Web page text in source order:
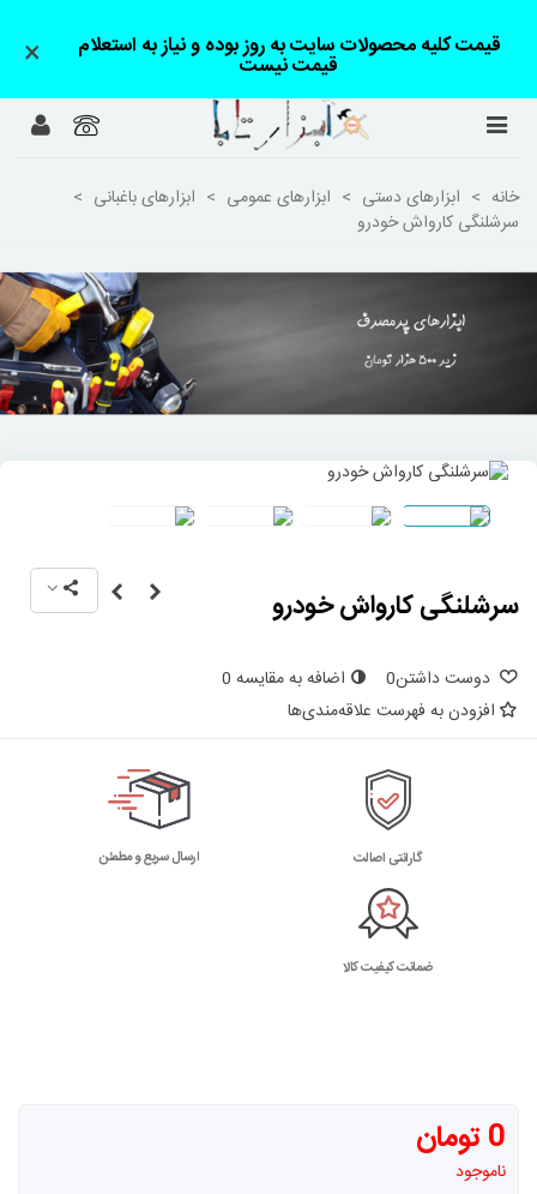
قیمت کلیه محصولات سایت به روز بوده و نیاز به استعلام
قیمت نیست ×
خانه > ابزارهای دستی > ابزارهای عمومی > ابزارهای باغبانی >
سرشلنگی کارواش خودرو
سرشلنگی کارواش خودرو
دوست داشتن0 اضافه به مقایسه 0
افزودن به فهرست علاقه‌مندی‌ها
گارانتی اصالت ارسال سریع و مطمئن
ضمانت کیفیت کالا
0 تومان
ناموجود